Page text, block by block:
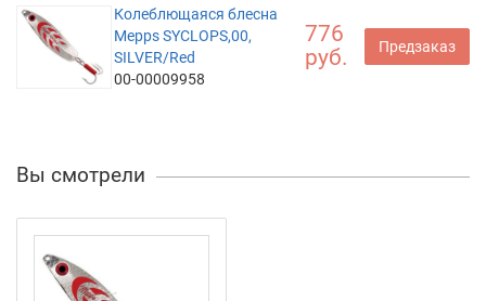
Колеблющаяся блесна
Mepps SYCLOPS,00,
SILVER/Red
00-00009958
776
руб.
Предзаказ
Вы смотрели